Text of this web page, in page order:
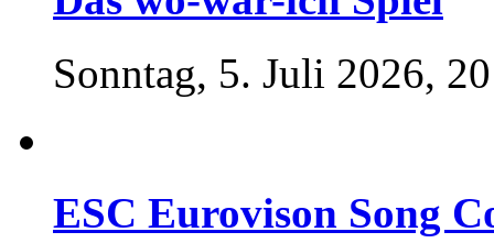
Sonntag, 5. Juli 2026,
ESC Eurovison Song